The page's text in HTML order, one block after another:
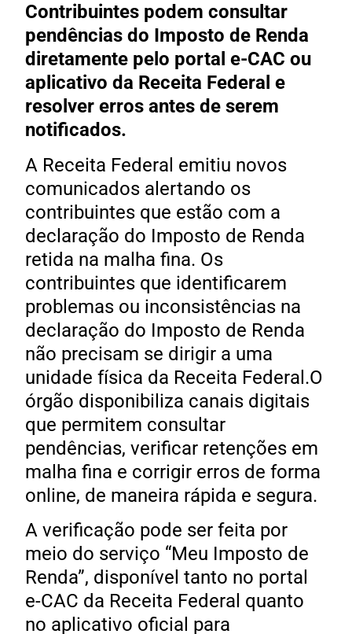
Contribuintes podem consultar
pendências do Imposto de Renda
diretamente pelo portal e-CAC ou
aplicativo da Receita Federal e
resolver erros antes de serem
notificados.
A Receita Federal emitiu novos
comunicados alertando os
contribuintes que estão com a
declaração do Imposto de Renda
retida na malha fina. Os
contribuintes que identificarem
problemas ou inconsistências na
declaração do Imposto de Renda
não precisam se dirigir a uma
unidade física da Receita Federal.O
órgão disponibiliza canais digitais
que permitem consultar
pendências, verificar retenções em
malha fina e corrigir erros de forma
online, de maneira rápida e segura.
A verificação pode ser feita por
meio do serviço “Meu Imposto de
Renda”, disponível tanto no portal
e-CAC da Receita Federal quanto
no aplicativo oficial para